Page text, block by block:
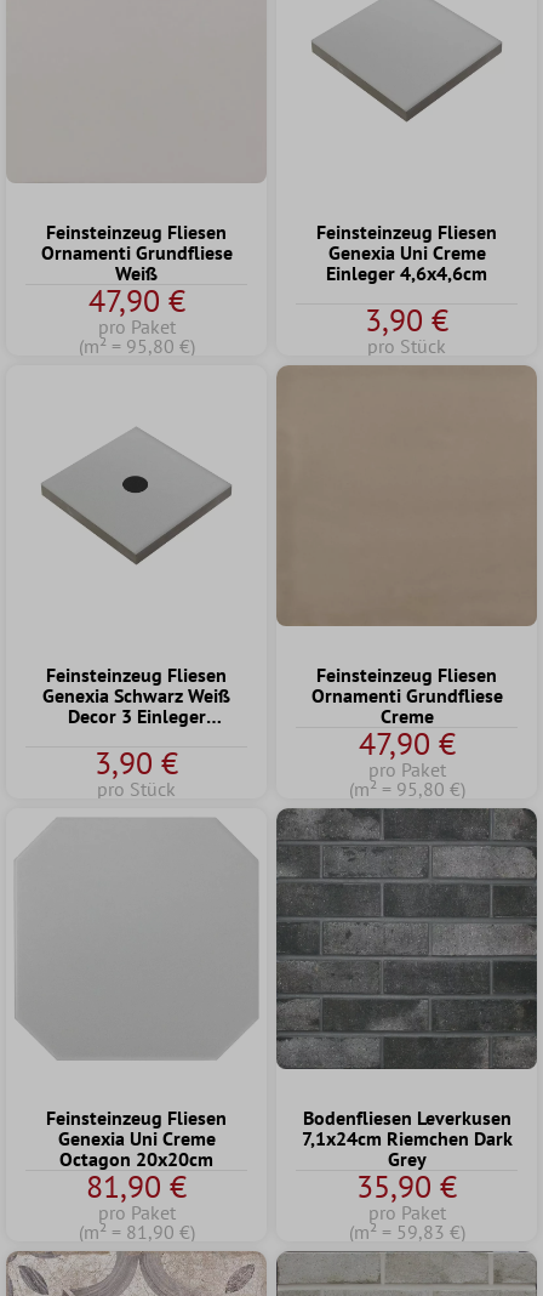
Feinsteinzeug Fliesen
Ornamenti Grundfliese
Weiß
47,90 €
pro Paket
(m² = 95,80 €)
Feinsteinzeug Fliesen
Genexia Uni Creme
Einleger 4,6x4,6cm
3,90 €
pro Stück
Feinsteinzeug Fliesen
Genexia Schwarz Weiß
Decor 3 Einleger
3,90 €
pro Stück
Feinsteinzeug Fliesen
Ornamenti Grundfliese
Creme
47,90 €
pro Paket
(m² = 95,80 €)
Feinsteinzeug Fliesen
Genexia Uni Creme
Octagon 20x20cm
81,90 €
pro Paket
(m² = 81,90 €)
Bodenfliesen Leverkusen
7,1x24cm Riemchen Dark
Grey
35,90 €
pro Paket
(m² = 59,83 €)